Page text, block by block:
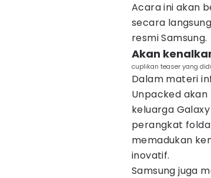
Acara ini akan
secara
resmi Samsung.
Akan
cuplikan teaser yang
Dalam materi
Unpacked
keluarga
perangkat
memadukan
inovatif.
Samsung juga